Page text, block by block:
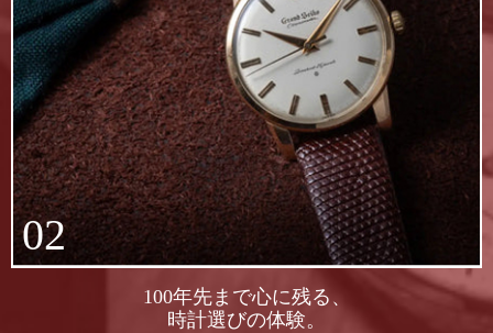
02
100年先まで心に残る、
時計選びの体験。